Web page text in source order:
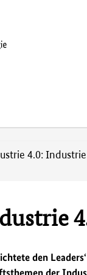
4.0:
den
der